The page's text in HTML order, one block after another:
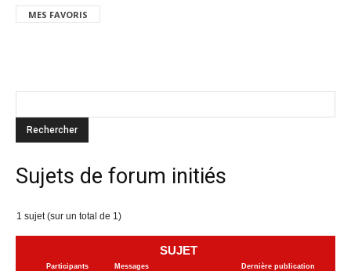
MES FAVORIS
Sujets de forum initiés
1 sujet (sur un total de 1)
SUJET
Participants Messages Dernière publication